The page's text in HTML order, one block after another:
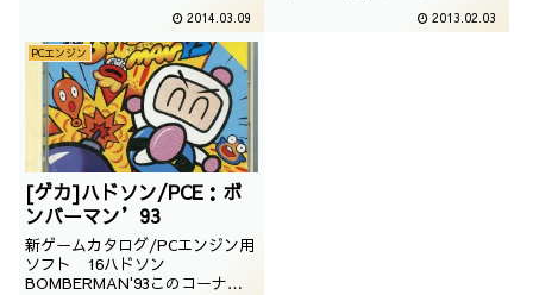
ームのソフトを紹介していきま
す。今回はヒューマンのファイヤ
ープロレスリング2ndBOUTで
す。PCエンジンのHuカード用ソ
フトです。プロレスが続いてしま
いま...
2014.03.09
主にコンシューマーゲームのソフ
2013.02.03
PCエンジン
[ゲカ]ハドソン/PCE：ボ
ンバーマン’93
新ゲームカタログ/PCエンジン用
ソフト 16ハドソン
BOMBERMAN'93このコーナー